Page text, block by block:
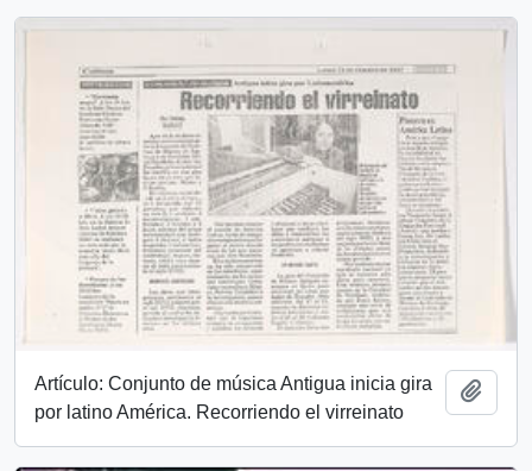
Artículo: Conjunto de música Antigua inicia gira
por latino América. Recorriendo el virreinato